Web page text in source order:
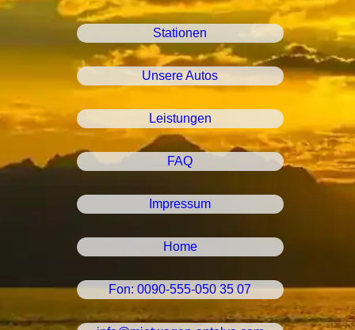
Stationen
Unsere Autos
Leistungen
FAQ
Impressum
Home
Fon: 0090-555-050 35 07